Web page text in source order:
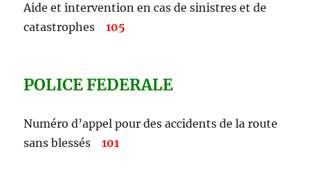
Aide et intervention en cas de sinistres et de
catastrophes105
POLICE FEDERALE
Numéro d’appel pour des accidents de la route
sans blessés101